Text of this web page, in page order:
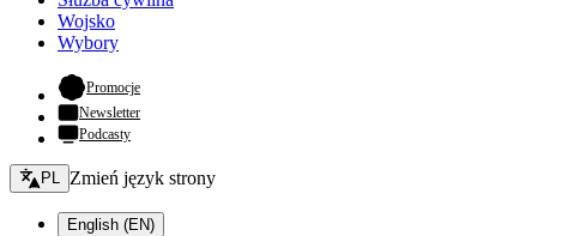
Wojsko
Wybory
Promocje- otwiera się w nowej karcie
Newsletter
Podcasty
Zmień język - bieżący:
PL Zmień język strony
English (EN)